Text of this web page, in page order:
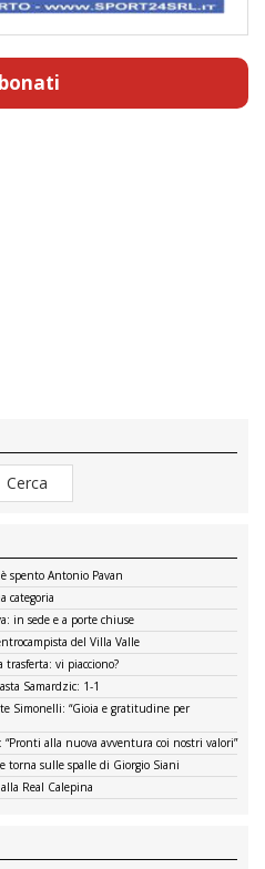
spento Antonio Pavan
categoria
in sede e a porte chiuse
del Villa Valle
vi piacciono?
Samardzic: 1-1
Simonelli: “Gioia e gratitudine per
“Pronti alla nuova avventura coi nostri valori”
torna sulle spalle di Giorgio Siani
Real Calepina